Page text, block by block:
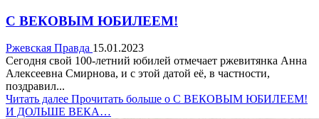
С ВЕКОВЫМ ЮБИЛЕЕМ!
Ржевская Правда 15.01.2023
Сегодня свой 100-летний юбилей отмечает ржевитянка Анна
Алексеевна Смирнова, и с этой датой её, в частности,
поздравил...
Читать далее Прочитать больше о С ВЕКОВЫМ ЮБИЛЕЕМ!
И ДОЛЬШЕ ВЕКА…